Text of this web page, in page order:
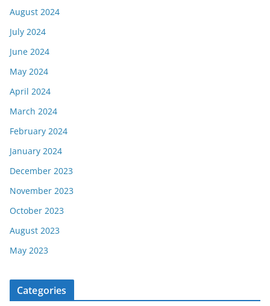
August 2024
July 2024
June 2024
May 2024
April 2024
March 2024
February 2024
January 2024
December 2023
November 2023
October 2023
August 2023
May 2023
Categories